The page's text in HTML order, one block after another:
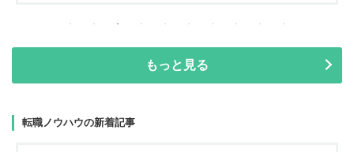
もっと見る
転職ノウハウの新着記事